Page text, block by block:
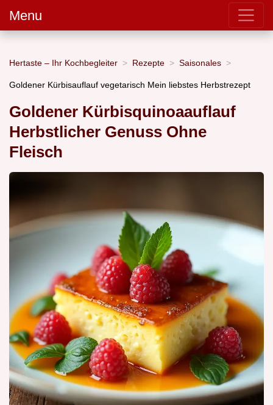
Menu
Hertaste – Ihr Kochbegleiter Rezepte Saisonales
Goldener Kürbisauflauf vegetarisch Mein liebstes Herbstrezept
Goldener Kürbisquinoaauflauf
Herbstlicher Genuss Ohne
Fleisch